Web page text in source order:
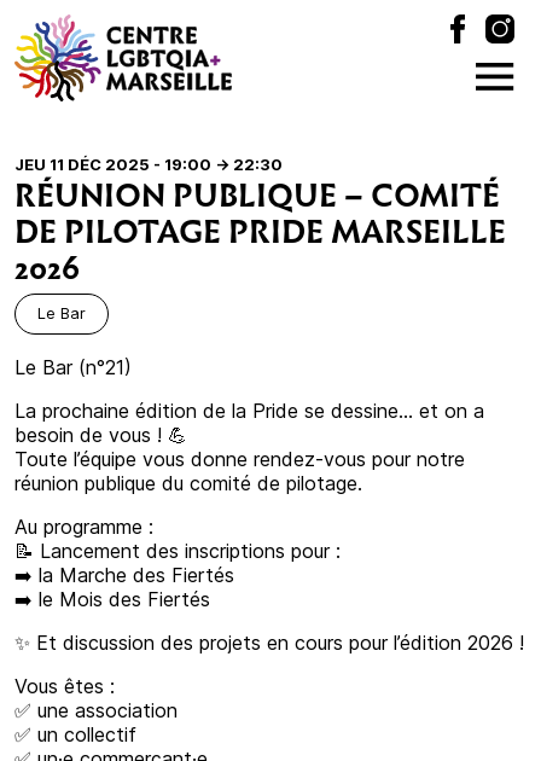
JEU 11 DÉC 2025 - 19:00 -> 22:30
RÉUNION PUBLIQUE – COMITÉ
DE PILOTAGE PRIDE MARSEILLE
2026
Le Bar
Le Bar (n°21)
La prochaine édition de la Pride se dessine… et on a
besoin de vous ! 💪
Toute l’équipe vous donne rendez-vous pour notre
réunion publique du comité de pilotage.
Au programme :
📝 Lancement des inscriptions pour :
➡️ la Marche des Fiertés
➡️ le Mois des Fiertés
✨ Et discussion des projets en cours pour l’édition 2026 !
Vous êtes :
✅ une association
✅ un collectif